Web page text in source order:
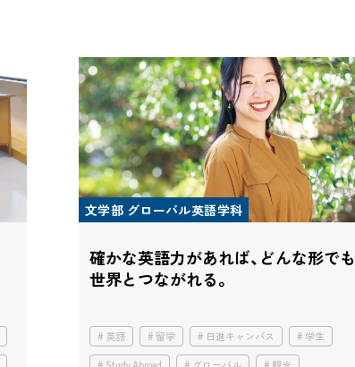
文学部 グローバル英語学科
確かな英語力があれば、 どんな形でも
世界とつながれる。
英語 留学 日進キャンパス
学生